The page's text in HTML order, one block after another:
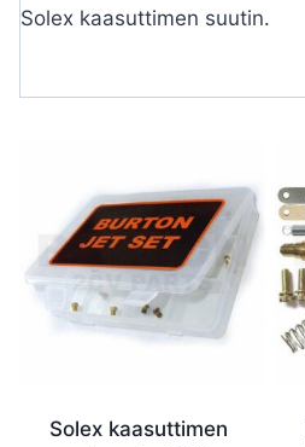
Solex kaasuttimen suutin.
Solex kaasuttimen